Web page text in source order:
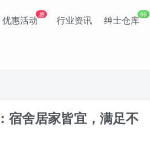
优惠活动惠 行业资讯 绅士仓库99
宿舍居家皆宜，满足不